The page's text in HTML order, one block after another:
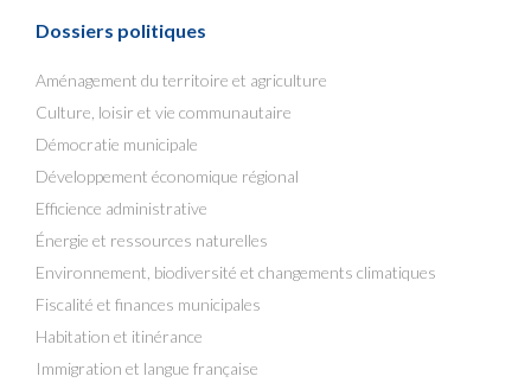
Dossiers politiques
Aménagement du territoire et agriculture
Culture, loisir et vie communautaire
Démocratie municipale
Développement économique régional
Efficience administrative
Énergie et ressources naturelles
Environnement, biodiversité et changements climatiques
Fiscalité et finances municipales
Habitation et itinérance
Immigration et langue française